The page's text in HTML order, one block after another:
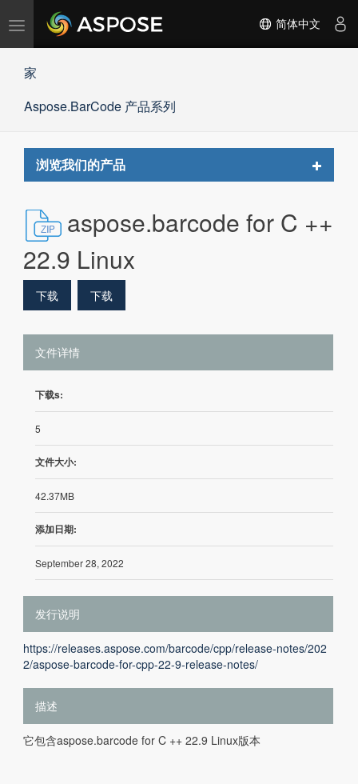
切
航
简体中文
家
Aspose.BarCode 产品系列
浏览我们的产品
Toggle
aspose.barcode for C ++
22.9 Linux
下载 下载
文件详情
下载s:
5
文件大小:
42.37MB
添加日期:
September 28, 2022
发行说明
https://releases.aspose.com/barcode/cpp/release-notes/202
2/aspose-barcode-for-cpp-22-9-release-notes/
描述
它包含aspose.barcode for C ++ 22.9 Linux版本